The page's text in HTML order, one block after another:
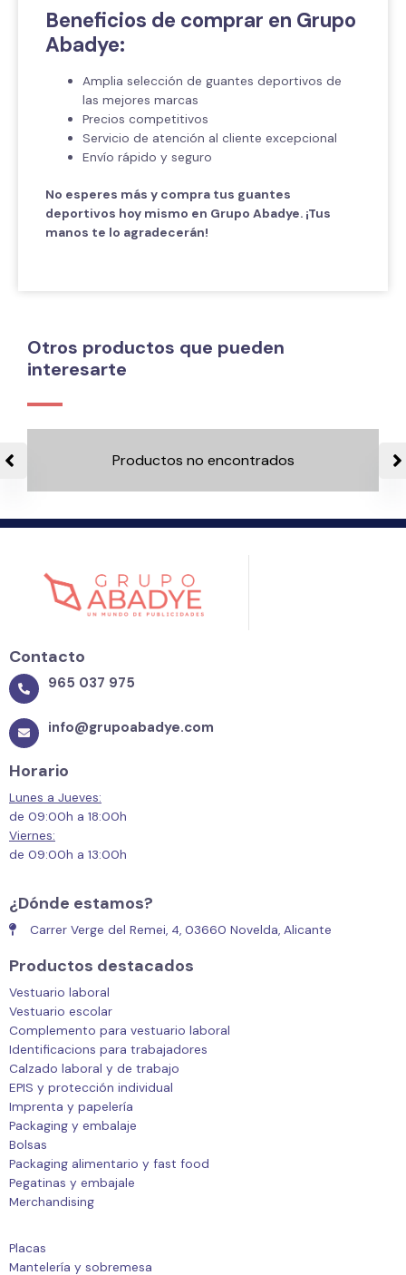
Beneficios de comprar en Grupo
Abadye:
Amplia selección de guantes deportivos de
las mejores marcas
Precios competitivos
Servicio de atención al cliente excepcional
Envío rápido y seguro
No esperes más y compra tus guantes
deportivos hoy mismo en Grupo Abadye. ¡Tus
manos te lo agradecerán!
Otros productos que pueden
interesarte
Productos no encontrados
Contacto
965 037 975
info@grupoabadye.com
Horario
Lunes a Jueves:
de 09:00h a 18:00h
Viernes:
de 09:00h a 13:00h
¿Dónde estamos?
Carrer Verge del Remei, 4, 03660 Novelda, Alicante
Productos destacados
Vestuario laboral
Vestuario escolar
Complemento para vestuario laboral
Identificacions para trabajadores
Calzado laboral y de trabajo
EPIS y protección individual
Imprenta y papelería
Packaging y embalaje
Bolsas
Packaging alimentario y fast food
Pegatinas y embajale
Merchandising
Placas
Mantelería y sobremesa